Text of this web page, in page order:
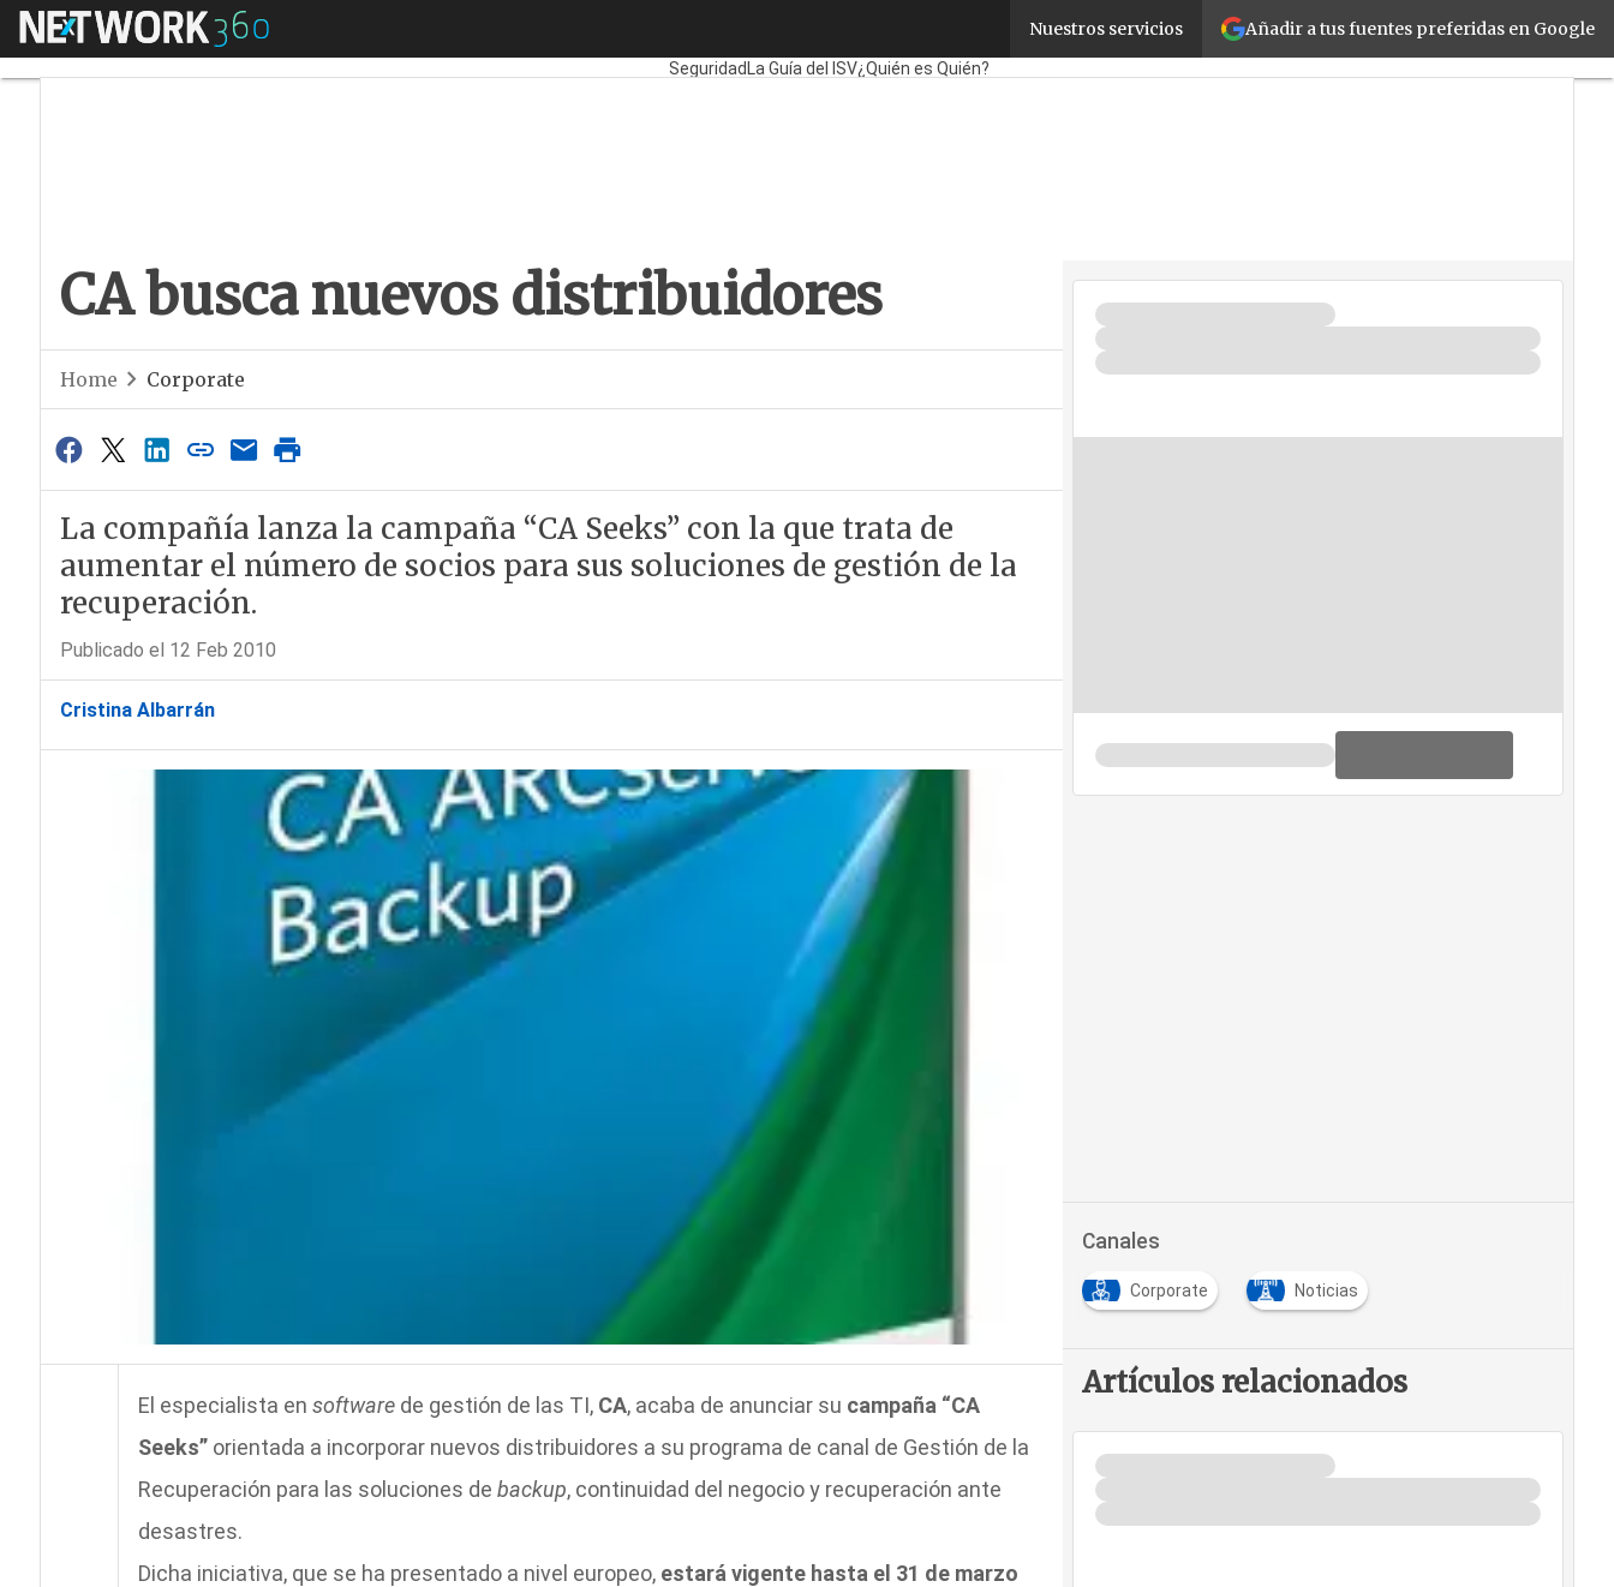
Añadir a tus fuentes preferidas en Google
Nuestros servicios
Menú RetailCloudMovilidadNegocios
Seguridad La Guía del ISV¿Quién es Quién?
CA busca nuevos distribuidores
Home Corporate
La compañía lanza la campaña “CA Seeks” con la que trata de
aumentar el número de socios para sus soluciones de gestión de la
recuperación.
Publicado el 12 Feb 2010
Cristina Albarrán
El especialista en softwarede gestión de las TI, CA, acaba de anunciar su campaña “CA
Seeks”orientada a incorporar nuevos distribuidores a su programa de canal de Gestión de la
Recuperación para las soluciones de backup, continuidad del negocio y recuperación ante
desastres.
Dicha iniciativa, que se ha presentado a nivel europeo, estará vigente hasta el 31 de marzo
Canales
Corporate Noticias
Artículos relacionados